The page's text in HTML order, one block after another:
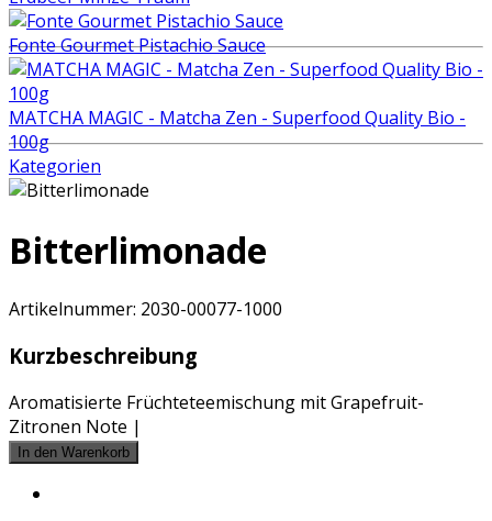
Fonte Gourmet Pistachio Sauce
MATCHA MAGIC - Matcha Zen - Superfood Quality Bio -
100g
Kategorien
Bitterlimonade
Artikelnummer: 2030-00077-1000
Kurzbeschreibung
Aromatisierte Früchteteemischung mit Grapefruit-
Zitronen Note |